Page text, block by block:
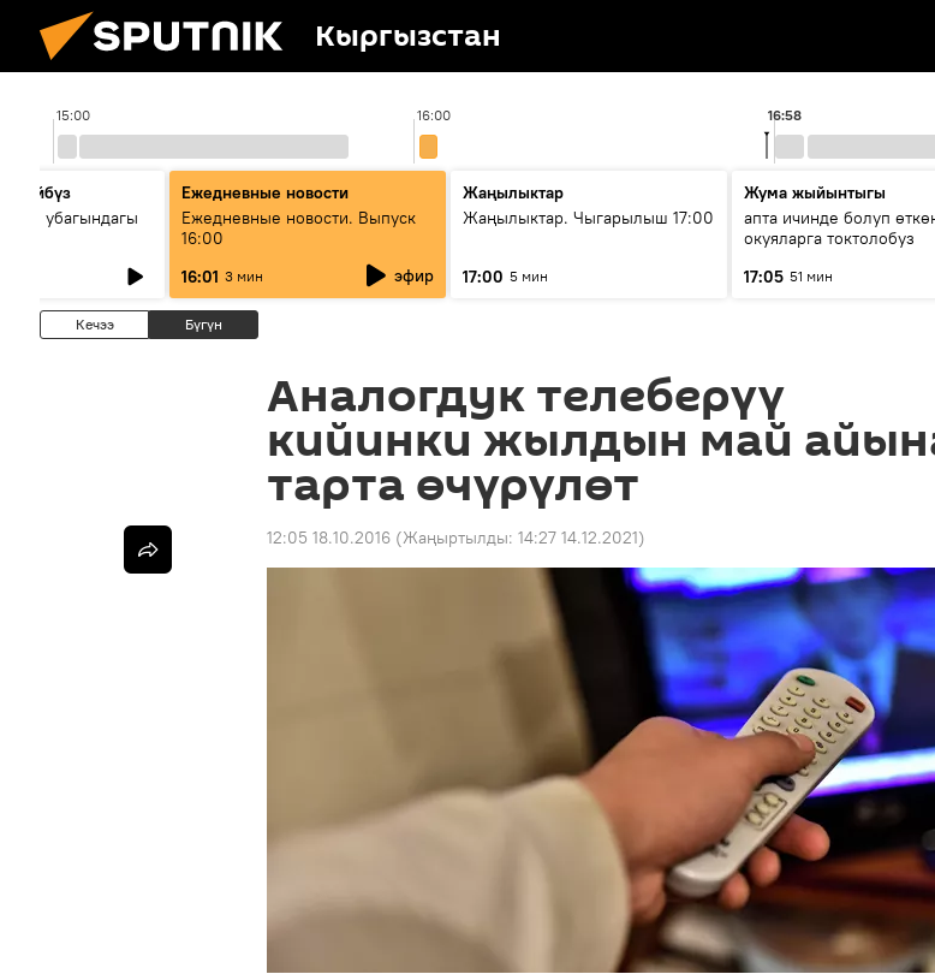
Кыргызстан
15:00 16:00 16:58
өз убагындагы
Ежедневные новости
Ежедневные новости. Выпуск
16:00
16:01 3 мин эфир
Жаңылыктар
Жаңылыктар. Чыгарылыш 17:00
17:00 5 мин
Жума жыйынтыгы
апта ичинде болуп
окуяларга токтолобуз
17:05 51 мин
Кечээ Бүгүн
Аналогдук телеберүү
кийинки жылдын май
тарта өчүрүлөт
12:05 18.10.2016 (Жаңыртылды: 14:27 14.12.2021)